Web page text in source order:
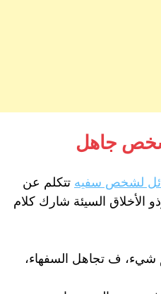
جاهل
لشخص سفيه تتكلم عن
الأخلاق السيئة شارك كلام
شيء، ف تجاهل السفهاء،